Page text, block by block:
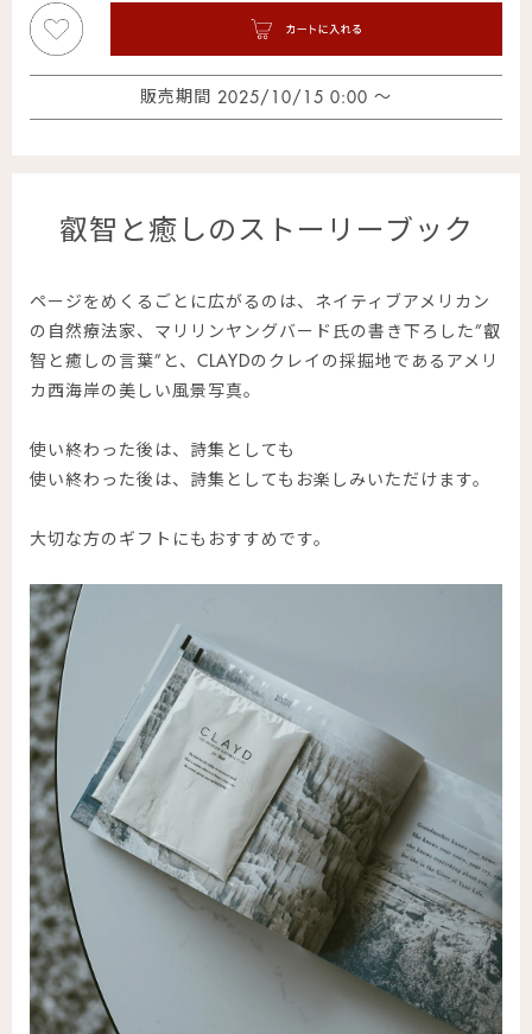
販売期間 2025/10/15 0:00 〜
叡智と癒しのストーリーブック
ページをめくるごとに広がるのは、ネイティブアメリカン
の自然療法家、マリリンヤングバード氏の書き下ろした”叡
智と癒しの言葉”と、CLAYDのクレイの採掘地であるアメリ
カ西海岸の美しい風景写真。
使い終わった後は、詩集としても
使い終わった後は、詩集としてもお楽しみいただけます。
大切な方のギフトにもおすすめです。